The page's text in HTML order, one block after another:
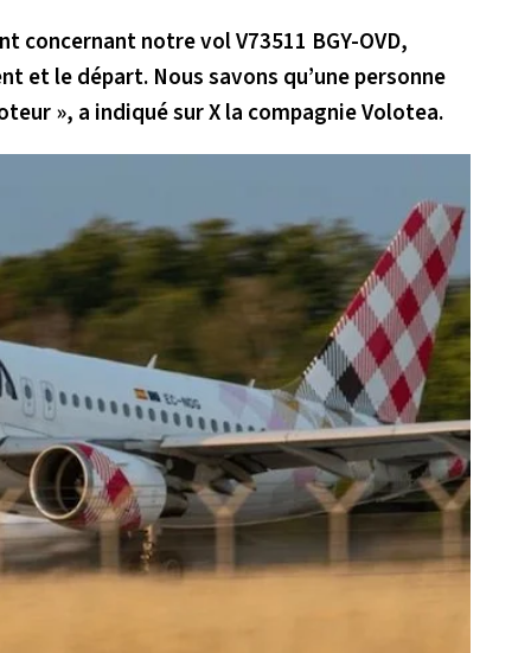
concernant notre vol V73511 BGY-OVD,
et le départ. Nous savons qu’une personne
», a indiqué sur X la compagnie Volotea.